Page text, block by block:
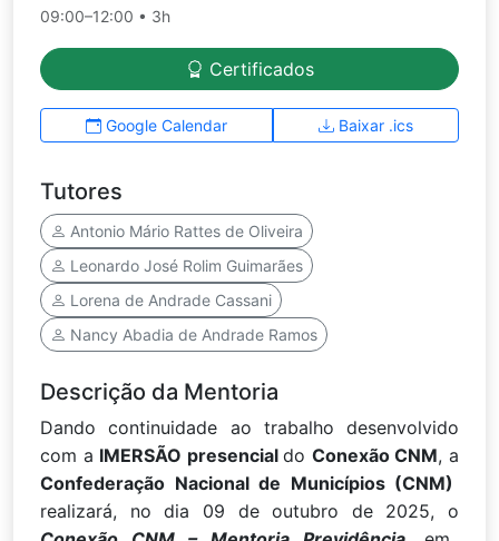
09:00–12:00 • 3h
Certificados
Google Calendar Baixar .ics
Tutores
Antonio Mário Rattes de Oliveira
Leonardo José Rolim Guimarães
Lorena de Andrade Cassani
Nancy Abadia de Andrade Ramos
Descrição da Mentoria
Dando continuidade ao trabalho desenvolvido
com a IMERSÃO presencialdo Conexão CNM, a
Confederação Nacional de Municípios (CNM)
realizará, no dia 09 de outubro de 2025, o